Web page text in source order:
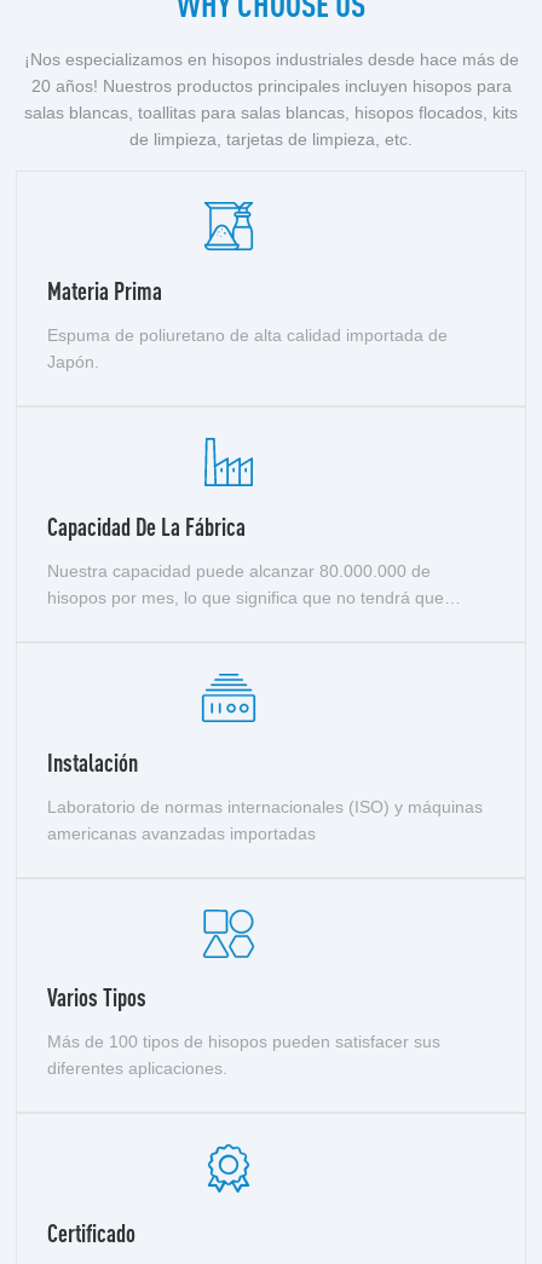
¡Nos especializamos en hisopos industriales desde hace más de
20 años! Nuestros productos principales incluyen hisopos para
salas blancas, toallitas para salas blancas, hisopos flocados, kits
de limpieza, tarjetas de limpieza, etc.
Materia Prima
Espuma de poliuretano de alta calidad importada de
Japón.
Capacidad De La Fábrica
Nuestra capacidad puede alcanzar 80.000.000 de
hisopos por mes, lo que significa que no tendrá que
Instalación
Laboratorio de normas internacionales (ISO) y máquinas
americanas avanzadas importadas
Varios Tipos
Más de 100 tipos de hisopos pueden satisfacer sus
diferentes aplicaciones.
Certificado